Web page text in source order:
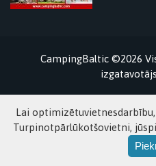
CampingBaltic ©2026
Lai
Turpinotpārlūkotšovietni,